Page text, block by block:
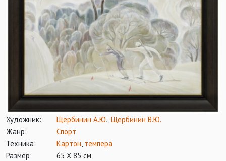
Художник: Щербинин А.Ю. Щербинин В.Ю.
Жанр:
Спорт
Техника:
Картон темпера
Размер:
65 Х 85 см